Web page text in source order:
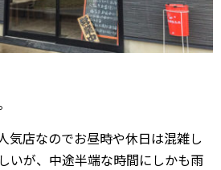
気店なのでお昼時や休日は混雑し
いが、中途半端な時間にしかも雨